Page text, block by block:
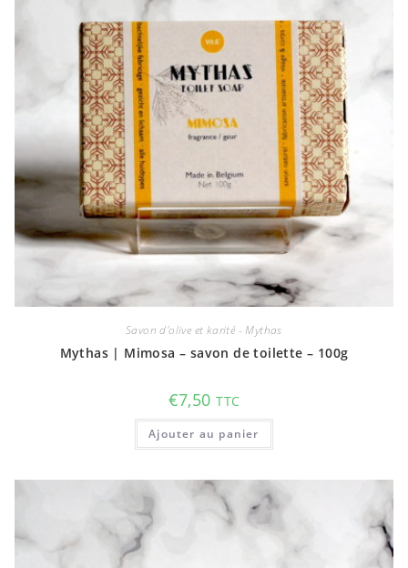
Savon d'olive et karité - Mythas
Mythas | Mimosa – savon de toilette – 100g
€7,50 TTC
Ajouter au panier